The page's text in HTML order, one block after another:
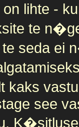
lihte -
te
seda ei
kaks
see